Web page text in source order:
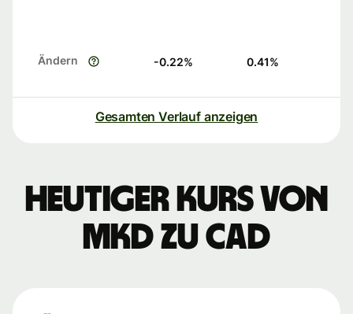
Ändern -0.22% 0.41%
Gesamten Verlauf anzeigen
Heutiger Kurs von
MKD zu CAD